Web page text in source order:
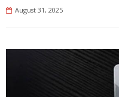
August 31, 2025